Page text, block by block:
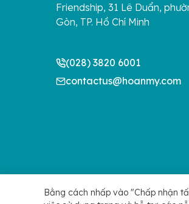
Friendship, 31 Lê Duẩn,
Gòn, TP. Hồ Chí Minh
(028) 3820 6001
contactus@hoanmy.com
Bằng cách nhấp vào "Chấp nhận